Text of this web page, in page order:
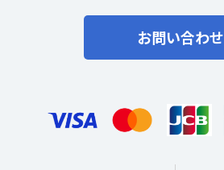
お問い合わせ